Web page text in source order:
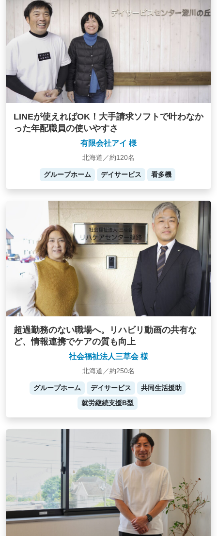
LINEが使えればOK！大手請求ソフトで叶わなか
った年配職員の使いやすさ
有限会社アイ 様
北海道／約120名
グループホーム デイサービス 看多機
超過勤務のない職場へ。リハビリ動画の共有な
ど、情報連携でケアの質も向上
社会福祉法人三草会 様
北海道／約250名
グループホーム デイサービス
共同生活援助
就労継続支援B型